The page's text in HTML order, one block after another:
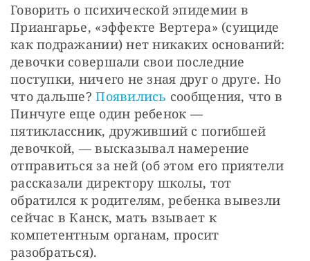
Говорить о психической эпидемии в
Приангарье, «эффекте Вертера» (суициде
как подражании) нет никаких оснований:
девочки совершали свои последние
поступки, ничего не зная друг о друге. Но
что дальше? Появились сообщения, что в
Пинчуге еще один ребенок —
пятиклассник, друживший с погибшей
девочкой, — высказывал намерение
отправиться за ней (об этом его приятели
рассказали директору школы, тот
обратился к родителям, ребенка вывезли
сейчас в Канск, мать взывает к
компетентным органам, просит
разобраться).